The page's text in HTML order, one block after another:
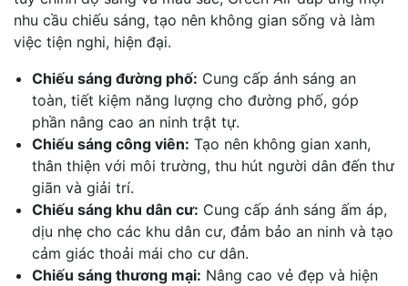
nhu cầu chiếu sáng, tạo nên không gian sống và làm
việc tiện nghi, hiện đại.
Chiếu sáng đường phố: Cung cấp ánh sáng an
toàn, tiết kiệm năng lượng cho đường phố, góp
phần nâng cao an ninh trật tự.
Chiếu sáng công viên: Tạo nên không gian xanh,
thân thiện với môi trường, thu hút người dân đến thư
giãn và giải trí.
Chiếu sáng khu dân cư: Cung cấp ánh sáng ấm áp,
dịu nhẹ cho các khu dân cư, đảm bảo an ninh và tạo
cảm giác thoải mái cho cư dân.
Chiếu sáng thương mại: Nâng cao vẻ đẹp và hiện